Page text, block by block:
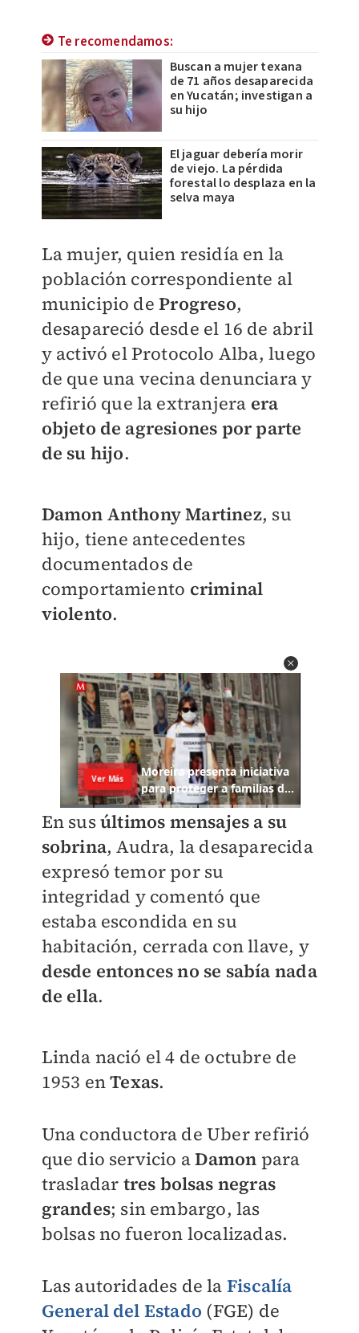
Te recomendamos:
Buscan a mujer texana
de 71 años desaparecida
en Yucatán; investigan a
su hijo
El jaguar debería morir
de viejo. La pérdida
forestal lo desplaza en la
selva maya
La mujer, quien residía en la
población correspondiente al
municipio deProgreso,
desapareció desde el 16 de abril
y activó el Protocolo Alba, luego
de que una vecina denunciara y
refirió que la extranjera era
objeto de agresiones por parte
de su hijo.
Damon Anthony Martinez, su
hijo, tiene antecedentes
documentados de
comportamiento criminal
violento.
En susúltimos mensajes a su
sobrina, Audra, la desaparecida
expresó temor por su
integridad y comentó que
estaba escondida en su
habitación, cerrada con llave, y
desde entonces no se sabía nada
de ella.
Linda nació el 4 de octubre de
1953 enTexas.
Una conductora de Uber refirió
que dio servicio aDamon para
trasladar tres bolsas negras
grandes; sin embargo, las
bolsas no fueron localizadas.
Las autoridades de la Fiscalía
General del Estado (FGE) de